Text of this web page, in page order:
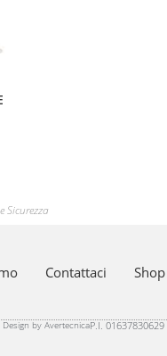
Sicurezza
Contattaci Shop
by AvertecnicaP.I.